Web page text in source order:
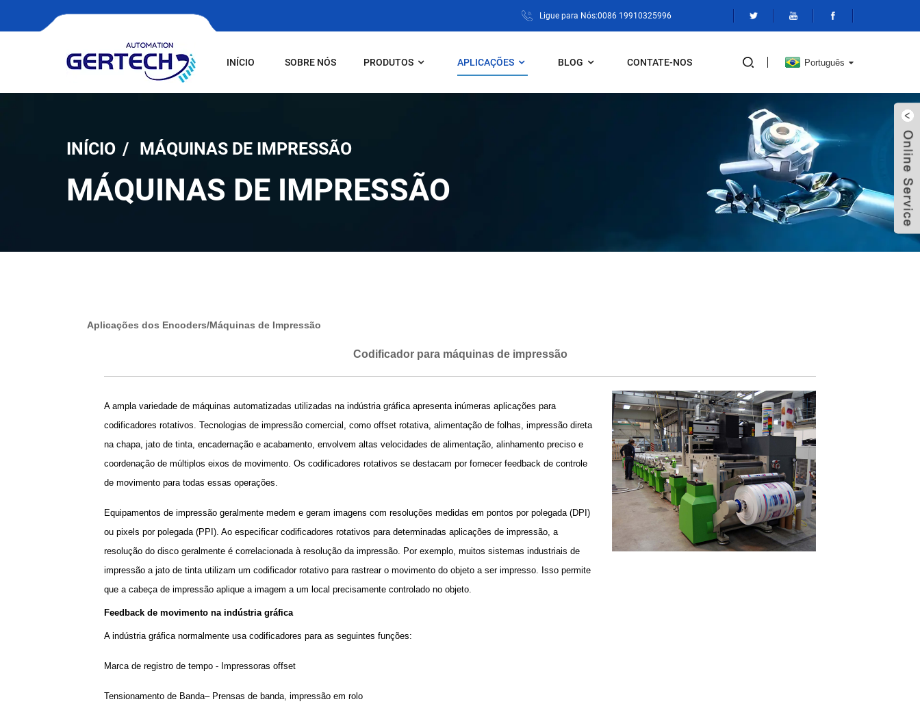
Ligue para Nós:0086 19910325996
INÍCIO SOBRE NÓS PRODUTOS APLICAÇÕES BLOG CONTATE-NOS Português
INÍCIO MÁQUINAS DE IMPRESSÃO
MÁQUINAS DE IMPRESSÃO
Aplicações dos Encoders/Máquinas de Impressão
Codificador para máquinas de impressão
A ampla variedade de máquinas automatizadas utilizadas na indústria gráfica apresenta inúmeras aplicações para
codificadores rotativos. Tecnologias de impressão comercial, como offset rotativa, alimentação de folhas, impressão direta
na chapa, jato de tinta, encadernação e acabamento, envolvem altas velocidades de alimentação, alinhamento preciso e
coordenação de múltiplos eixos de movimento. Os codificadores rotativos se destacam por fornecer feedback de controle
de movimento para todas essas operações.
Equipamentos de impressão geralmente medem e geram imagens com resoluções medidas em pontos por polegada (DPI)
ou pixels por polegada (PPI). Ao especificar codificadores rotativos para determinadas aplicações de impressão, a
resolução do disco geralmente é correlacionada à resolução da impressão. Por exemplo, muitos sistemas industriais de
impressão a jato de tinta utilizam um codificador rotativo para rastrear o movimento do objeto a ser impresso. Isso permite
que a cabeça de impressão aplique a imagem a um local precisamente controlado no objeto.
Feedback de movimento na indústria gráfica
A indústria gráfica normalmente usa codificadores para as seguintes funções:
Marca de registro de tempo - Impressoras offset
Tensionamento de Banda– Prensas de banda, impressão em rolo